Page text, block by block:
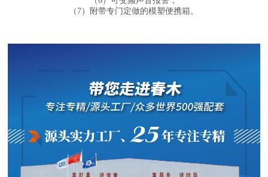
（7）
附带专门定做的模塑便携箱。